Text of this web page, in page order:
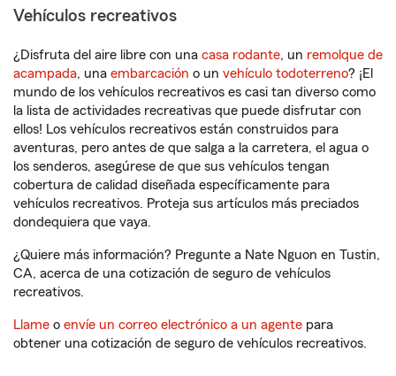
Vehículos recreativos
¿Disfruta del aire libre con una casa rodante, un remolque de
acampada, una embarcación o un vehículo todoterreno? ¡El
mundo de los vehículos recreativos es casi tan diverso como
la lista de actividades recreativas que puede disfrutar con
ellos! Los vehículos recreativos están construidos para
aventuras, pero antes de que salga a la carretera, el agua o
los senderos, asegúrese de que sus vehículos tengan
cobertura de calidad diseñada específicamente para
vehículos recreativos. Proteja sus artículos más preciados
dondequiera que vaya.
¿Quiere más información? Pregunte a Nate Nguon en Tustin,
CA, acerca de una cotización de seguro de vehículos
recreativos.
Llame o envíe un correo electrónico a un agente para
obtener una cotización de seguro de vehículos recreativos.